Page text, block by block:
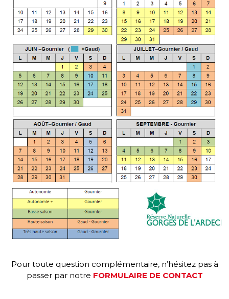
Pour toute question complémentaire, n’hésitez pas à
passer par notre FORMULAIRE DE CONTACT